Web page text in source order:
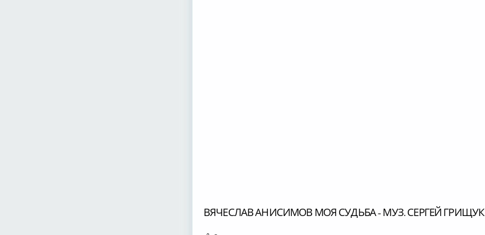
ВЯЧЕСЛАВ АНИСИМОВ МОЯ СУДЬБА - МУЗ. СЕРГЕЙ ГРИЩУК